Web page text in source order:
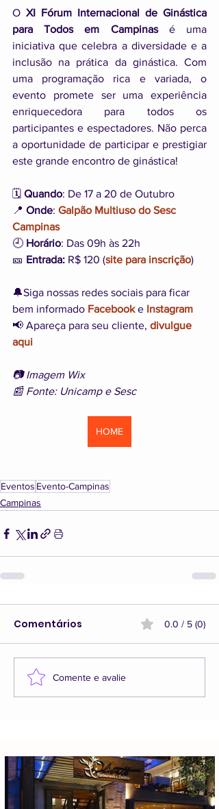
O XI Fórum Internacional de Ginástica
para Todos em Campinas é uma
iniciativa que celebra a diversidade e a
inclusão na prática da ginástica. Com
uma programação rica e variada, o
evento promete ser uma experiência
enriquecedora para todos os
participantes e espectadores. Não perca
a oportunidade de participar e prestigiar
este grande encontro de ginástica!
🗓️ Quando: De 17 a 20 de Outubro
📍 Onde: Galpão Multiuso do Sesc
Campinas
🕘 Horário: Das 09h às 22h
🎫 Entrada: R$ 120 (site para inscrição)
🔔Siga nossas redes sociais para ficar
bem informado Facebook e Instagram
📢 Apareça para seu cliente, divulgue
aqui
📷 Imagem Wix
📰 Fonte: Unicamp e Sesc
HOME
Eventos Evento-Campinas
Campinas
Comentários 0.0 / 5 (0)
Comente e avalie